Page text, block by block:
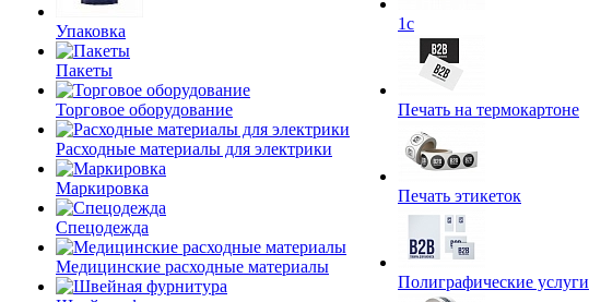
Упаковка
Пакеты
Торговое оборудование
Расходные материалы для электрики
Маркировка
Спецодежда
Медицинские расходные материалы
1c
Печать на термокартоне
Печать этикеток
Полиграфические услуги